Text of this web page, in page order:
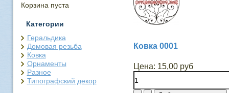
Корзина пуста
Категории
Геральдика
Домовая резьба
Ковка
Орнаменты
Разное
Типографский декор
Ковка 0001
Цена: 15,00 руб